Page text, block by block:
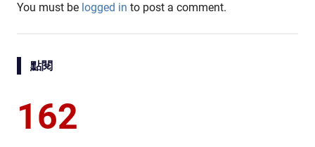
You must be logged in to post a comment.
點閱
162